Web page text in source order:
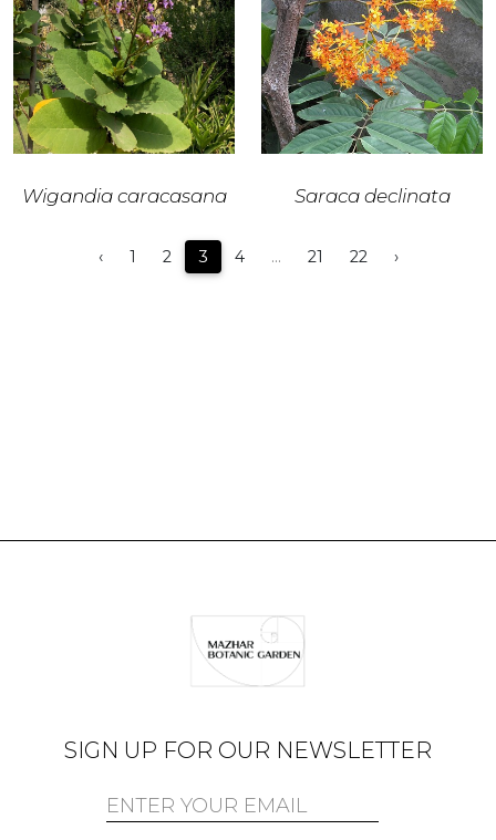
Wigandia caracasana Saraca declinata
‹ 1 2 3 4 ... 21 22 ›
SIGN UP FOR OUR NEWSLETTER